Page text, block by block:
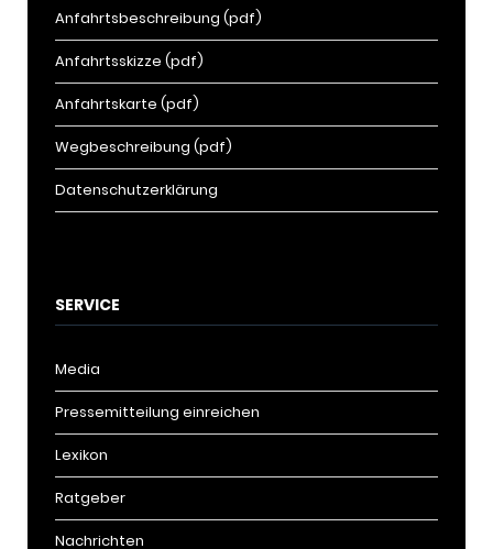
Anfahrtsbeschreibung (pdf)
Anfahrtsskizze (pdf)
Anfahrtskarte (pdf)
Wegbeschreibung (pdf)
Datenschutzerklärung
SERVICE
Media
Pressemitteilung einreichen
Lexikon
Ratgeber
Nachrichten